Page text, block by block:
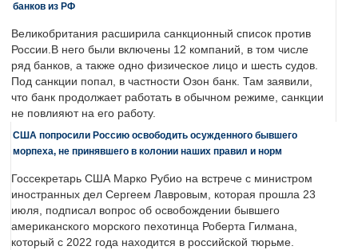
банков из РФ
Великобритания расширила санкционный список против
России.В него были включены 12 компаний, в том числе
ряд банков, а также одно физическое лицо и шесть судов.
Под санкции попал, в частности Озон банк. Там заявили,
что банк продолжает работать в обычном режиме, санкции
не повлияют на его работу.
США попросили Россию освободить осужденного бывшего
морпеха, не принявшего в колонии наших правил и норм
Госсекретарь США Марко Рубио на встрече с министром
иностранных дел Сергеем Лавровым, которая прошла 23
июля, подписал вопрос об освобождении бывшего
американского морского пехотинца Роберта Гилмана,
который с 2022 года находится в российской тюрьме.